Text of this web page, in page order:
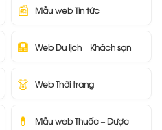
📰 Mẫu web Tin tức
🏨 Web Du lịch – Khách sạn
👗 Web Thời trang
💊 Mẫu web Thuốc – Dược